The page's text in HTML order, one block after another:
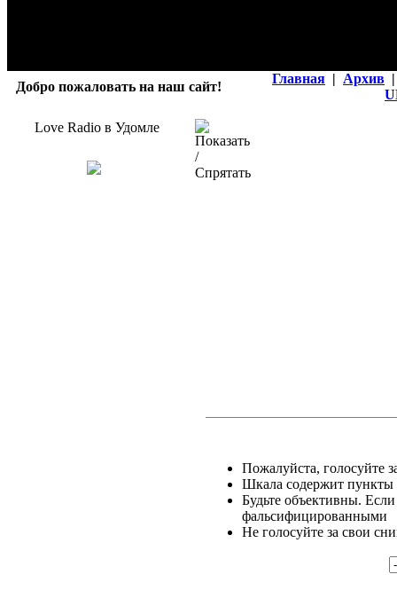
Добро пожаловать на наш сайт!
Главная | Архив |
Love Radio в Удомле
Пожалуйста, голосуйте
Шкала содержит пункты
Будьте объективны.
фальсифицированными
Не голосуйте за свои